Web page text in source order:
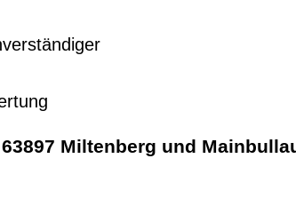
Miltenberg und